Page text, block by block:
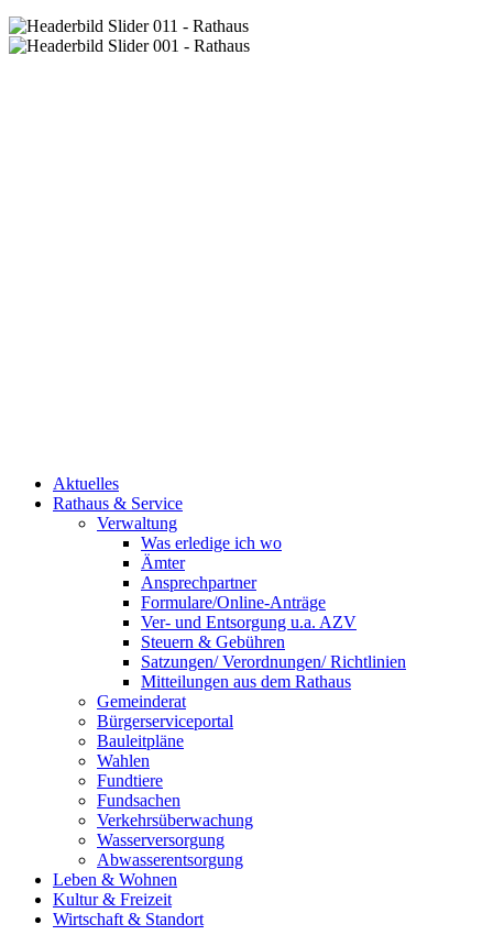
Aktuelles
Rathaus & Service
Verwaltung
Was erledige ich wo
Ämter
Ansprechpartner
Formulare/Online-Anträge
Ver- und Entsorgung u.a. AZV
Steuern & Gebühren
Satzungen/ Verordnungen/ Richtlinien
Mitteilungen aus dem Rathaus
Gemeinderat
Bürgerserviceportal
Bauleitpläne
Wahlen
Fundtiere
Fundsachen
Verkehrsüberwachung
Wasserversorgung
Abwasserentsorgung
Leben & Wohnen
Kultur & Freizeit
Wirtschaft & Standort